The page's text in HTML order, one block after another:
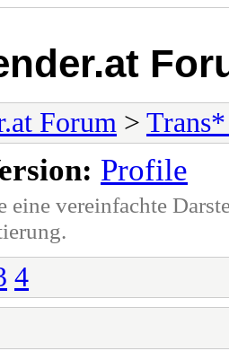
Forum >
Profile
eine vereinfachte
4